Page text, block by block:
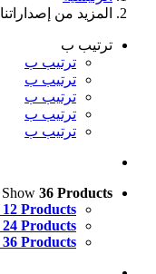
المزيد من إصداراتنا
ترتيب ب
ترتيب ب
ترتيب ب
ترتيب ب
ترتيب ب
ترتيب ب
Show 36 Products
12 Products
24 Products
36 Products